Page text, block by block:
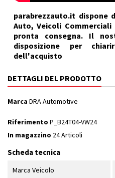
parabrezzauto.it dispone
Auto, Veicoli
pronta consegna. Il
disposizione per
dell'acquisto
DETTAGLI DEL PRODOTTO
Marca DRA Automotive
Riferimento P_B24T04-VW24
In magazzino 24 Articoli
Scheda tecnica
Marca Veicolo